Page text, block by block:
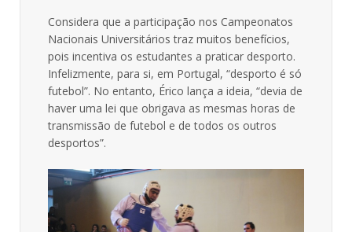
Considera que a participação nos Campeonatos
Nacionais Universitários traz muitos benefícios,
pois incentiva os estudantes a praticar desporto.
Infelizmente, para si, em Portugal, “desporto é só
futebol”. No entanto, Érico lança a ideia, “devia de
haver uma lei que obrigava as mesmas horas de
transmissão de futebol e de todos os outros
desportos”.